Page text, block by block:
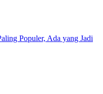
Populer, Ada yang Jadi